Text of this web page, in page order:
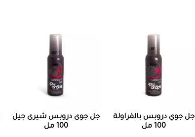
جل جوي دروبس بالفراولة
100 مل
جل جوى دروبس شيرى جيل
100 مل